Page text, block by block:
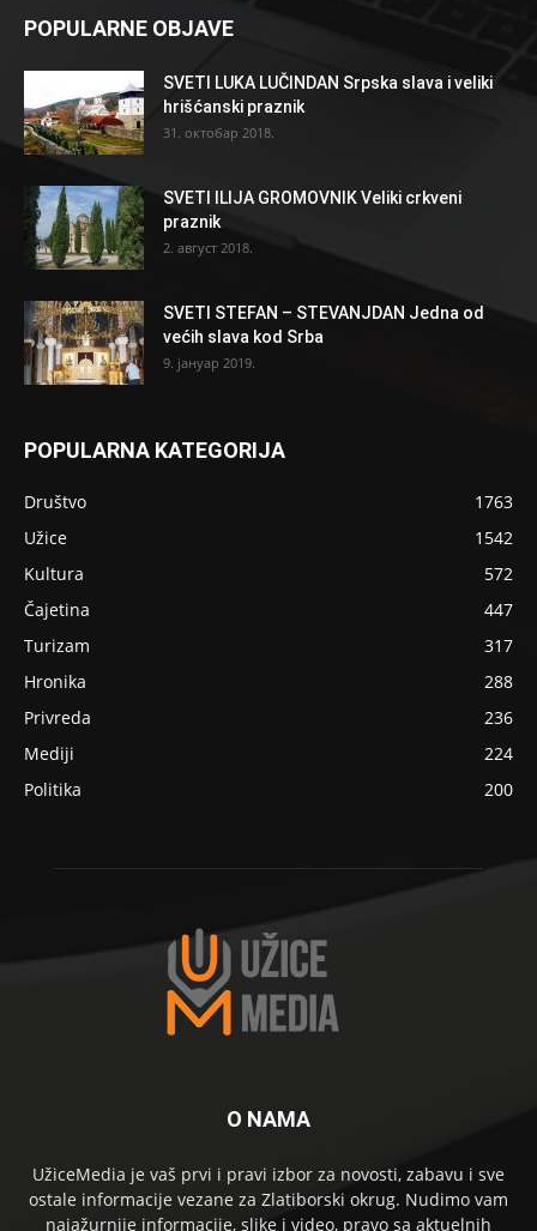
POPULARNE OBJAVE
SVETI LUKA LUČINDAN Srpska slava i veliki
hrišćanski praznik
31. октобар 2018.
SVETI ILIJA GROMOVNIK Veliki crkveni
praznik
2. август 2018.
SVETI STEFAN – STEVANJDAN Jedna od
većih slava kod Srba
9. јануар 2019.
POPULARNA KATEGORIJA
Društvo
1763
Užice
1542
Kultura
572
Čajetina
447
Turizam
317
Hronika
288
Privreda
236
Mediji
224
Politika
200
O NAMA
UžiceMedia je vaš prvi i pravi izbor za novosti, zabavu i sve
ostale informacije vezane za Zlatiborski okrug. Nudimo vam
najažurnije informacije, slike i video, pravo sa aktuelnih